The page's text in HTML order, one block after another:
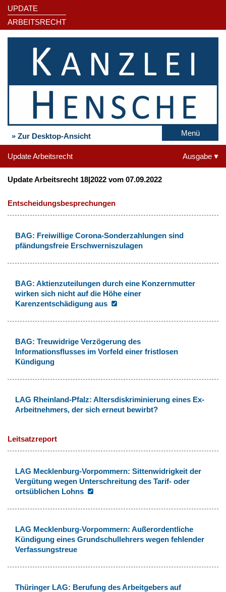
UPDATE
ARBEITSRECHT
» Zur Desktop-Ansicht Menü
Update Arbeitsrecht Ausgabe
Update Arbeitsrecht 18|2022 vom 07.09.2022
Entscheidungsbesprechungen
BAG: Freiwillige Corona-Sonderzahlungen sind
pfändungsfreie Erschwerniszulagen
BAG: Aktienzuteilungen durch eine Konzernmutter
wirken sich nicht auf die Höhe einer
Karenzentschädigung aus
BAG: Treuwidrige Verzögerung des
Informationsflusses im Vorfeld einer fristlosen
Kündigung
LAG Rheinland-Pfalz: Altersdiskriminierung eines Ex-
Arbeitnehmers, der sich erneut bewirbt?
Leitsatzreport
LAG Mecklenburg-Vorpommern: Sittenwidrigkeit der
Vergütung wegen Unterschreitung des Tarif- oder
ortsüblichen Lohns
LAG Mecklenburg-Vorpommern: Außerordentliche
Kündigung eines Grundschullehrers wegen fehlender
Verfassungstreue
Thüringer LAG: Berufung des Arbeitgebers auf